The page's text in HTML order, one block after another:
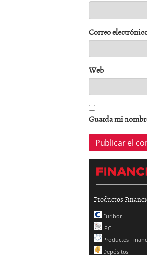
Correo
Web
Guarda mi
Productos
Euribor
IPC
Productos
Depósitos